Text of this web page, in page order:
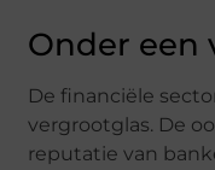
Onder een
De financiële
vergrootglas. De
reputatie van